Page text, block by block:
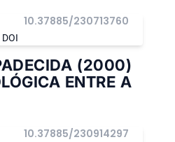
DOI
10.37885/230713760
(2000)
ENTRE A
10.37885/230914297